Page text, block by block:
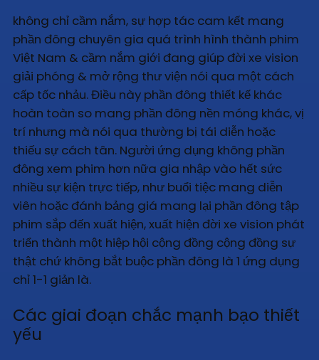
không chỉ cầm nắm, sự hợp tác cam kết mang
phần đông chuyên gia quá trình hình thành phim
Việt Nam & cầm nắm giới đang giúp đời xe vision
giải phóng & mở rộng thư viện nói qua một cách
cấp tốc nhảu. Điều này phần đông thiết kế khác
hoàn toàn so mang phần đông nền móng khác, vị
trí nhưng mà nói qua thường bị tái diễn hoặc
thiếu sự cách tân. Người ứng dụng không phần
đông xem phim hơn nữa gia nhập vào hết sức
nhiều sự kiện trực tiếp, như buổi tiệc mang diễn
viên hoặc đánh bảng giá mang lại phần đông tập
phim sắp đến xuất hiện, xuất hiện đời xe vision phát
triển thành một hiệp hội cộng đồng cộng đồng sự
thật chứ không bắt buộc phần đông là 1 ứng dụng
chỉ 1-1 giản là.
Các giai đoạn chắc mạnh bạo thiết
yếu